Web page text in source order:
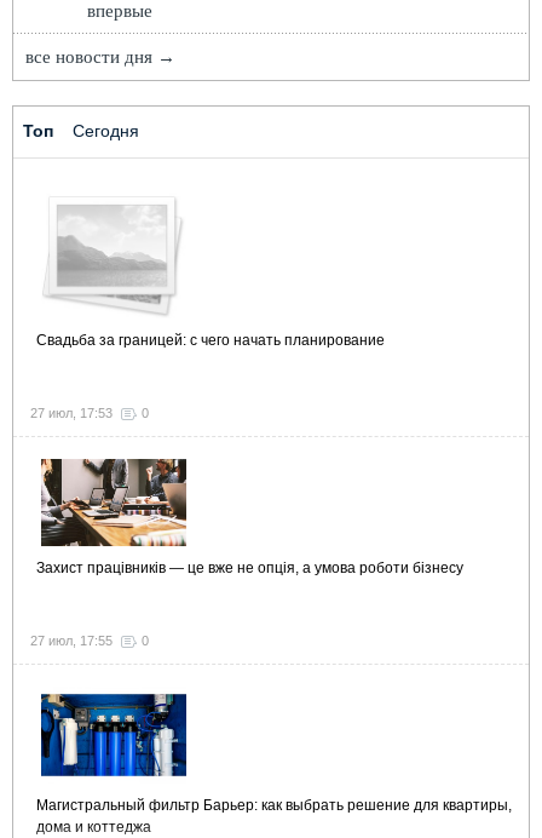
впервые
все новости дня →
Топ Сегодня
Свадьба за границей: с чего начать планирование
27 июл, 17:53 0
Захист працівників — це вже не опція, а умова роботи бізнесу
27 июл, 17:55 0
Магистральный фильтр Барьер: как выбрать решение для квартиры,
дома и коттеджа